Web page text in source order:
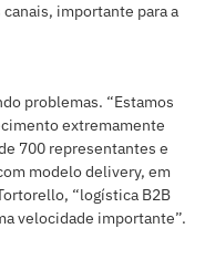
importante para a
problemas. “Estamos
extremamente
700 representantes e
modelo delivery, em
“logística B2B
velocidade importante”.